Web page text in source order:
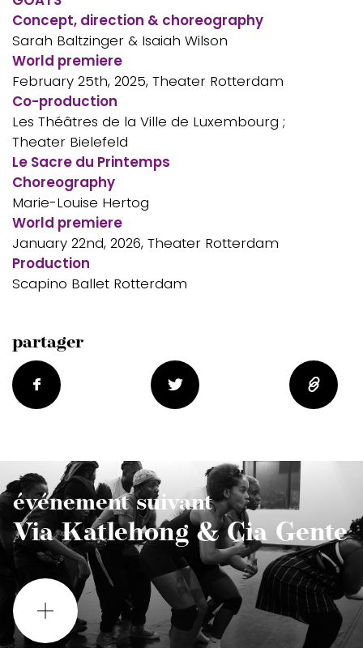
Concept, direction & choreography
Sarah Baltzinger & Isaiah Wilson
World premiere
February 25th, 2025, Theater Rotterdam
Co-production
Les Théâtres de la Ville de Luxembourg ;
Theater Bielefeld
Le Sacre du Printemps
Choreography
Marie-Louise Hertog
World premiere
January 22nd, 2026, Theater Rotterdam
Production
Scapino Ballet Rotterdam
partager
événement suivant
Via Katlehong & Cia Gente